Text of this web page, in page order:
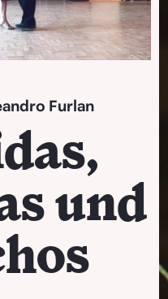
und
Furlan